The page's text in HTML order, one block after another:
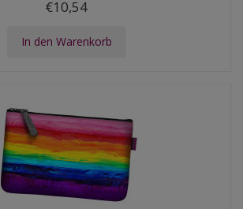
€10,54
In den Warenkorb